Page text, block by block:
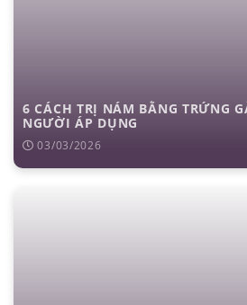
6 CÁCH TRỊ NÁM BẰNG TRỨNG
NGƯỜI ÁP DỤNG
03/03/2026